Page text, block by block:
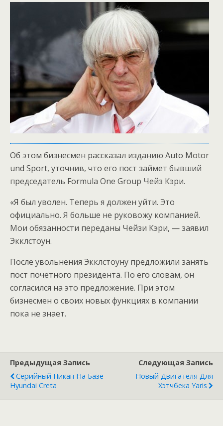
Об этом бизнесмен рассказал изданию Auto Motor
und Sport, уточнив, что его пост займет бывший
председатель Formula One Group Чейз Кэри.
«Я был уволен. Теперь я должен уйти. Это
официально. Я больше не руковожу компанией.
Мои обязанности переданы Чейзи Кэри, — заявил
Экклстоун.
После увольнения Экклстоуну предложили занять
пост почетного президента. По его словам, он
согласился на это предложение. При этом
бизнесмен о своих новых функциях в компании
пока не знает.
Предыдущая Запись
Серийный Пикап На Базе
Hyundai Creta
Следующая Запись
Новый Двигателя Для
Хэтчбека Yaris